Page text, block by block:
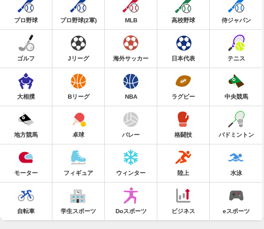
プロ野球 プロ野球(2軍) MLB 高校野球 侍ジャパン
ゴルフ Jリーグ 海外サッカー 日本代表 テニス
大相撲 Bリーグ NBA ラグビー 中央競馬
地方競馬 卓球 バレー 格闘技 バドミントン
モーター フィギュア ウィンター 陸上 水泳
自転車 学生スポーツ Doスポーツ ビジネス eスポーツ